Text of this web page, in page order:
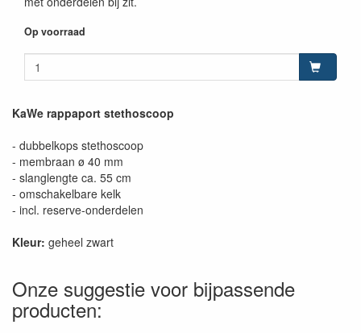
Op voorraad
KaWe rappaport stethoscoop
- dubbelkops stethoscoop
- membraan ø 40 mm
- slanglengte ca. 55 cm
- omschakelbare kelk
- incl. reserve-onderdelen
Kleur: geheel zwart
Onze suggestie voor bijpassende
producten: